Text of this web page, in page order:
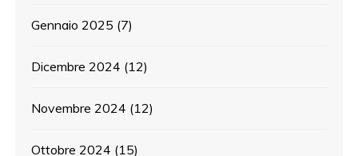
Gennaio 2025 (7)
Dicembre 2024 (12)
Novembre 2024 (12)
Ottobre 2024 (15)